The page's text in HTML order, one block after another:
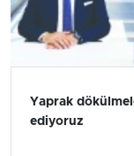
Yaprak
ediyoruz